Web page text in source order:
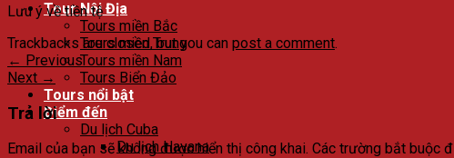
Tour Nội Địa
Tours miền Bắc
Tours miền Trung
Tours miền Nam
Tours Biển Đảo
Tours nổi bật
Điểm đến
Du lịch Cuba
Du lịch Havana
Lưu ý về tiền tệ
Trackbacks are closed, but you can post a comment.
← Previous
Next →
Trả lời
Email của bạn sẽ không được hiển thị công khai. Các trường bắt buộc